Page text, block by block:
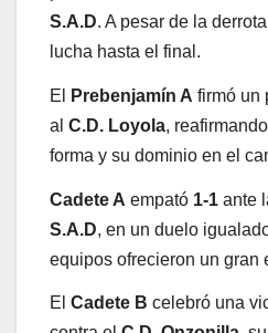
S.A.D. A pesar de la
lucha hasta el final.
El Prebenjamín A firmó un
al C.D. Loyola,
forma y su dominio en el
Cadete A empató 1-1 ante
S.A.D, en un duelo
equipos ofrecieron un gran
El Cadete B celebró una